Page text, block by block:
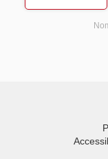
IH/DEL F/H